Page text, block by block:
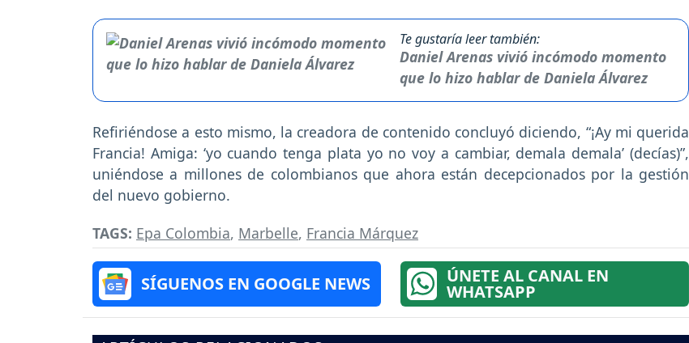
Te gustaría leer también:
Daniel Arenas vivió incómodo momento
que lo hizo hablar de Daniela Álvarez
Refiriéndose a esto mismo, la creadora de contenido concluyó diciendo, “¡Ay mi querida
Francia! Amiga: ‘yo cuando tenga plata yo no voy a cambiar, demala demala’ (decías)”,
uniéndose a millones de colombianos que ahora están decepcionados por la gestión
del nuevo gobierno.
TAGS: Epa Colombia, Marbelle, Francia Márquez
SÍGUENOS EN GOOGLE NEWS ÚNETE AL CANAL EN
WHATSAPP